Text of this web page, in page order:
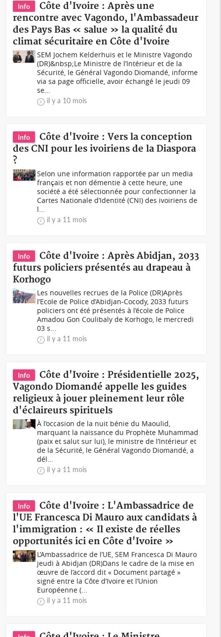
Info
Côte d'Ivoire : Après une
rencontre avec Vagondo, l'Ambassadeur
des Pays Bas « salue » la qualité du
climat sécuritaire en Côte d'Ivoire
SEM Jochem Kelderhuis et le Ministre Vagondo
(DR)&nbsp;Le Ministre de l’Intérieur et de la
Sécurité, le Général Vagondo Diomandé, informe
via sa page officielle, avoir échangé le jeudi 09
se...
il y a 10 mois
Info
Côte d'Ivoire : Vers la conception
des CNI pour les ivoiriens de la Diaspora
?
Selon une information rapportée par un media
français et non démentie à cette heure, une
société a été sélectionnée pour confectionner la
Cartes Nationale d’Identité (CNI) des ivoiriens de
l...
il y a 11 mois
Info
Côte d'Ivoire : Après Abidjan, 2033
futurs policiers présentés au drapeau à
Korhogo
Les nouvelles recrues de la Police (DR)Après
l’Ecole de Police d’Abidjan-Cocody, 2033 futurs
policiers ont été présentés à l’école de Police
Amadou Gon Coulibaly de Korhogo, le mercredi
03 s...
il y a 11 mois
Info
Côte d'Ivoire : Présidentielle 2025,
Vagondo Diomandé appelle les guides
religieux à jouer pleinement leur rôle
d'éclaireurs spirituels
À l’occasion de la nuit bénie du Maoulid,
marquant la naissance du Prophète Muhammad
(paix et salut sur lui), le ministre de l’Intérieur et
de la Sécurité, le Général Vagondo Diomandé, a
dél...
il y a 11 mois
Info
Côte d'Ivoire : L'Ambassadrice de
l'UE Francesca Di Mauro aux candidats à
l'immigration : « Il existe de réelles
opportunités ici en Côte d'Ivoire »
L’Ambassadrice de l’UE, SEM Francesca Di Mauro
jeudi à Abidjan (DR)Dans le cadre de la mise en
œuvre de l’accord dit « Document partagé »
signé entre la Côte d’Ivoire et l’Union
Européenne (...
il y a 11 mois